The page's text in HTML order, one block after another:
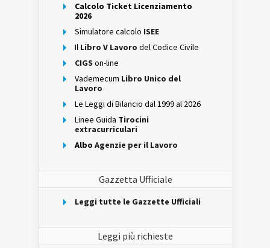
Calcolo Ticket Licenziamento
2026
Simulatore calcolo ISEE
Il Libro V Lavoro del Codice Civile
CIGS on-line
Vademecum Libro Unico del
Lavoro
Le Leggi di Bilancio dal 1999 al 2026
Linee Guida Tirocini
extracurriculari
Albo Agenzie per il Lavoro
Gazzetta Ufficiale
Leggi tutte le Gazzette Ufficiali
Leggi più richieste